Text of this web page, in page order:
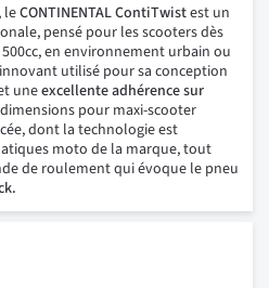
leCONTINENTAL ContiTwistest un
pensé pour les scooters dès
en environnement urbain ou
utilisé pour sa conception
uneexcellente adhérence sur
dimensions pour maxi-scooter
dont la technologie est
moto de la marque, tout
de roulement qui évoque le pneu